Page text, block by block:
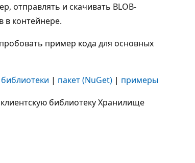
отправлять и скачивать BLOB-
в контейнере.
пример кода для основных
| пакет (NuGet) | примеры
библиотеку Хранилище